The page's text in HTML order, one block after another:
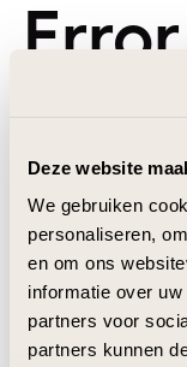
Deze website
We gebruiken
personaliseren,
en om ons
informatie over
partners voor
partners kunnen
Error